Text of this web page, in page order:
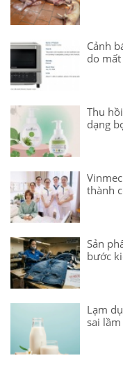
Cảnh
do
Thu
dạng
thành
Sản
bước
Lạm
sai